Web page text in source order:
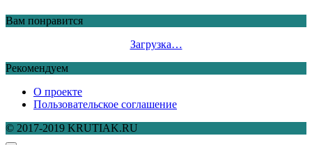
Вам понравится
Загрузка…
Рекомендуем
О проекте
Пользовательское соглашение
© 2017-2019 KRUTIAK.RU